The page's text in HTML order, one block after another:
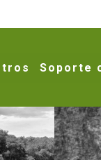
Soporte